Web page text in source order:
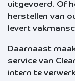
uitgevoerd. Of
herstellen van
levert
Daarnaast
service van
intern te